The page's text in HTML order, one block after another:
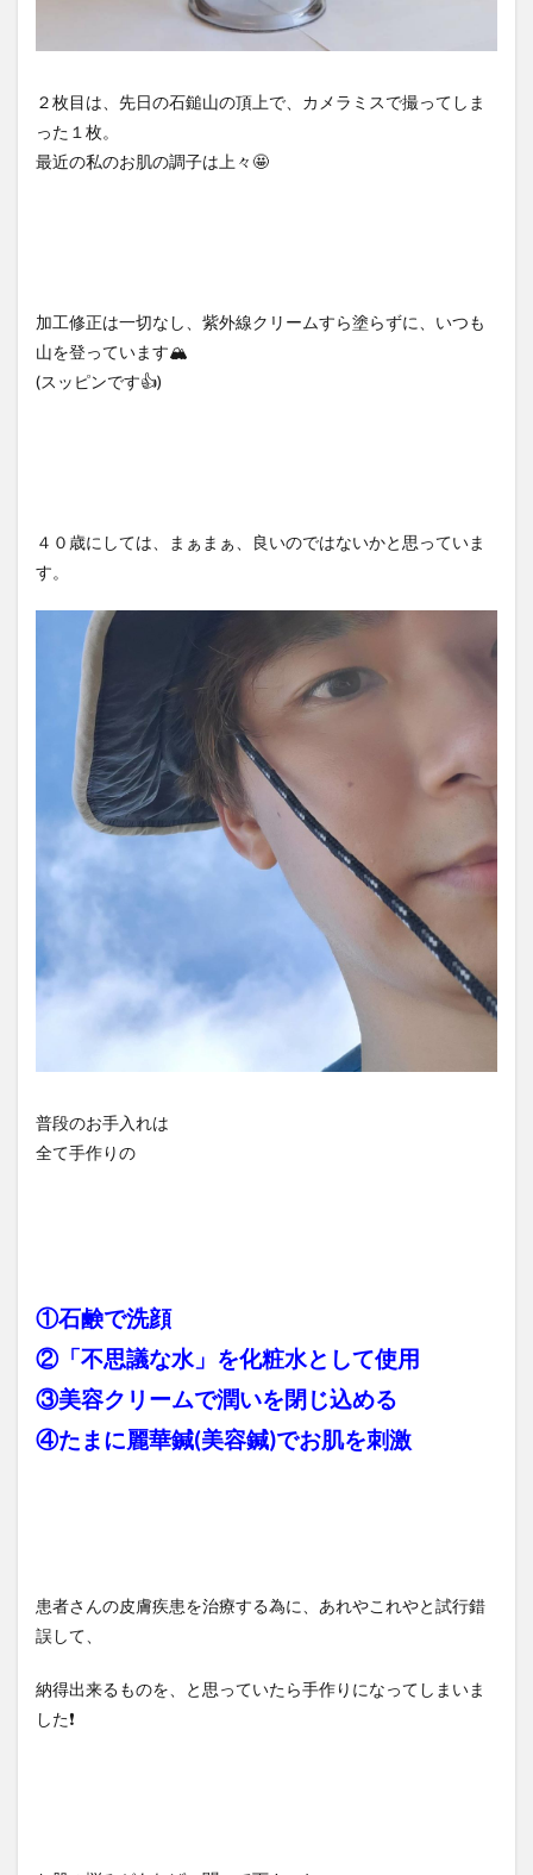
２枚目は、先日の石鎚山の頂上で、カメラミスで撮ってしま
った１枚。
最近の私のお肌の調子は上々🤩
加工修正は一切なし、紫外線クリームすら塗らずに、いつも
山を登っています🏔️
(スッピンです👍)
４０歳にしては、まぁまぁ、良いのではないかと思っていま
す。
普段のお手入れは
全て手作りの
①石鹸で洗顔
②「不思議な水」を化粧水として使用
③美容クリームで潤いを閉じ込める
④たまに麗華鍼(美容鍼)でお肌を刺激
患者さんの皮膚疾患を治療する為に、あれやこれやと試行錯
誤して、
納得出来るものを、と思っていたら手作りになってしまいま
した❗